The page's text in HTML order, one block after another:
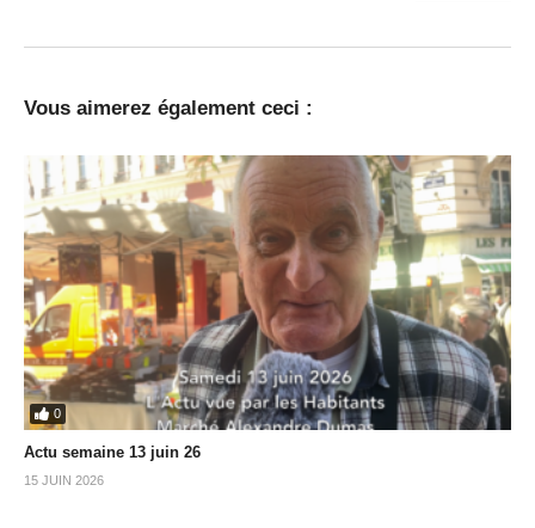
Vous aimerez également ceci :
0
Actu semaine 13 juin 26
15 JUIN 2026